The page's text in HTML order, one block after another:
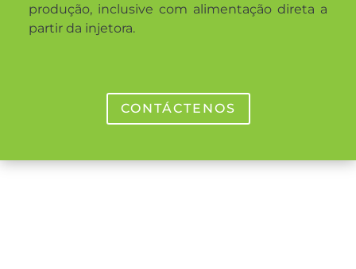
produção, inclusive com alimentação direta a
partir da injetora.
CONTÁCTENOS